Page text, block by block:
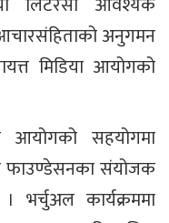
अनुगमन
मिडिया आयोगको
आयोगको सहयोगमा
फाउण्डेसनका संयोजक
भर्चुअल कार्यक्रममा